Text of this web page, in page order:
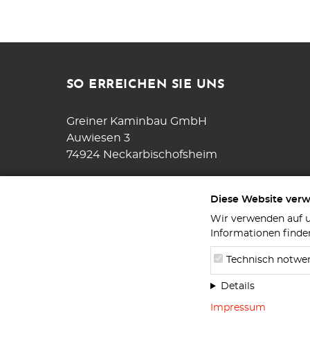
Diese Website
Wir verwenden auf
Informationen
Technisch
Details
Impressum
SO ERREICHEN SIE UNS
Greiner Kaminbau GmbH
Auwiesen 3
74924 Neckarbischofsheim
info@kaminbaugreiner.de